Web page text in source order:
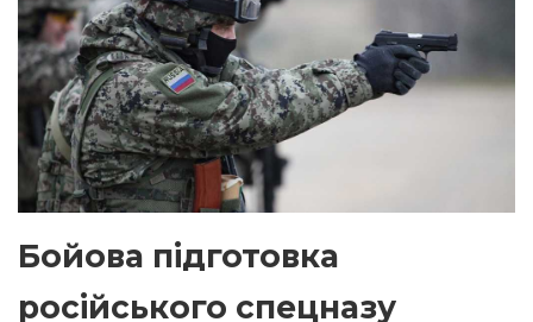
Бойова підготовка
російського спецназу